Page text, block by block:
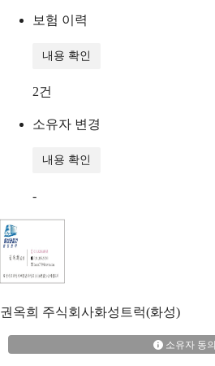
보험 이력
내용 확인
2건
소유자 변경
내용 확인
-
권옥희 주식회사화성트럭(화성)
소유자 동의